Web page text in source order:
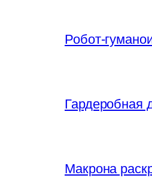
Робот-
Гардеробная
Макрона